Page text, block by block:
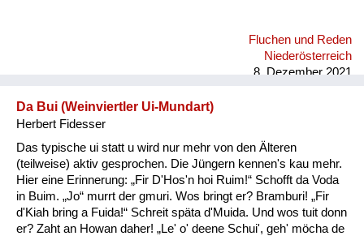
Fluchen und Reden
Niederösterreich
8. Dezember 2021
Da Bui (Weinviertler Ui-Mundart)
Herbert Fidesser
Das typische ui statt u wird nur mehr von den Älteren
(teilweise) aktiv gesprochen. Die Jüngern kennen's kau mehr.
Hier eine Erinnerung: „Fir D'Hos'n hoi Ruim!“ Schofft da Voda
in Buim. „Jo“ murrt der gmuri. Wos bringt er? Bramburi! „Fir
d'Kiah bring a Fuida!“ Schreit späta d'Muida. Und wos tuit donn
er? Zaht an Howan daher! „Le' o' deene Schui', geh' möcha de